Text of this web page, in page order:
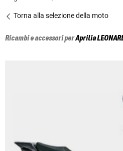
Torna alla selezione della moto
Ricambi e accessori perAprilia